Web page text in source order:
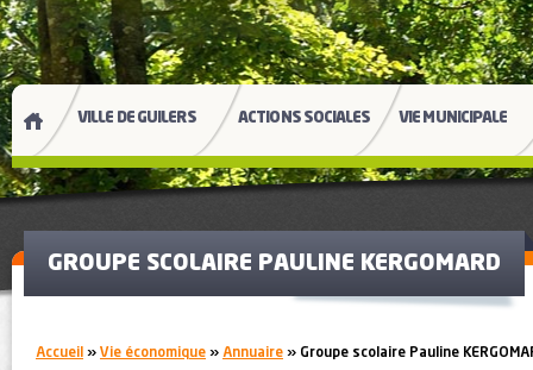
VILLE DE GUILERS ACTIONS SOCIALES VIE MUNICIPALE
GROUPE SCOLAIRE PAULINE KERGOMARD
You are here:
Accueil » Vie économique » Annuaire » Groupe scolaire Pauline